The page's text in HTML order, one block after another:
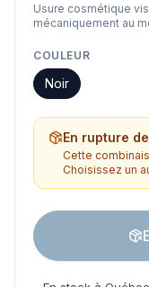
Usure cosmétique
mécaniquement au
COULEUR
Noir
En rupture
Cette
Choisissez un